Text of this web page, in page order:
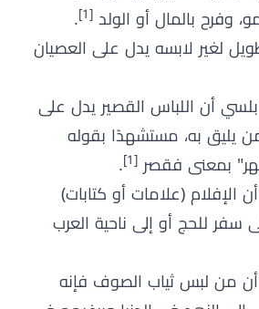
وفرح بالمال أو الولد [1]
.
لغير لابسه يدل على العصيان
أن اللباس القصير يدل على
يليق به، مستشهدًا بقوله
بمعنى فقصر [1]
.
الإفلام (علامات أو كتابات)
سفر للحج أو إلى ناحية العرب
أن من لبس ثياب الصوف فإنه